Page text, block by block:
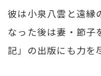
彼は小泉八雲と遠縁
なった後は妻・節子
記」の出版にも力を